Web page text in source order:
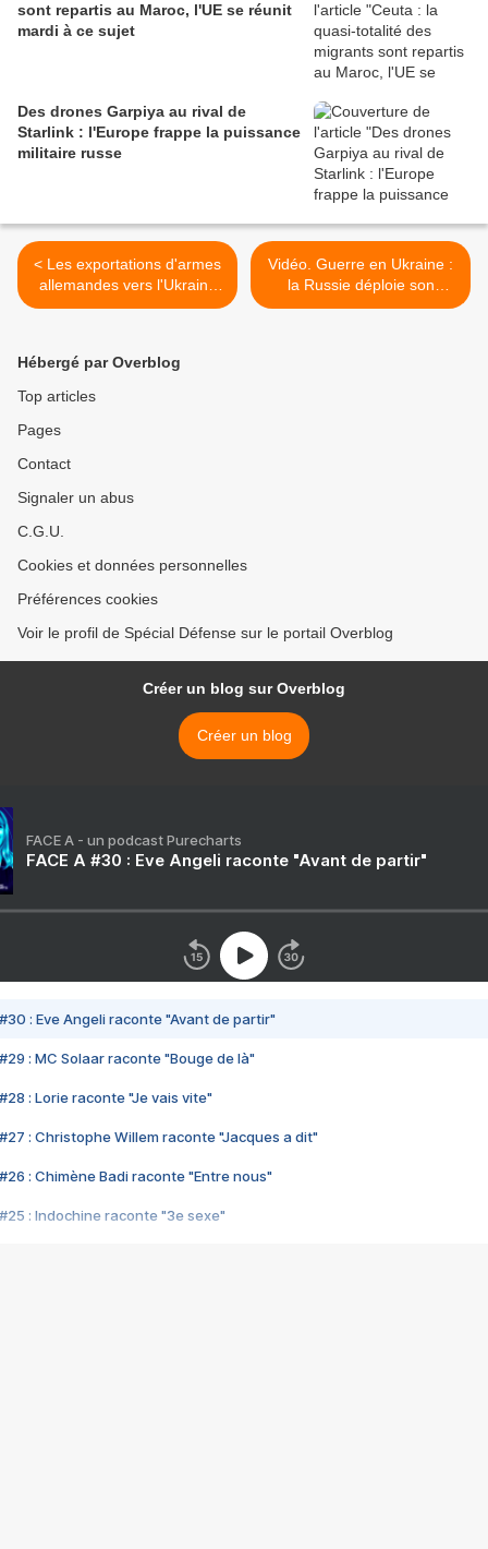
sont repartis au Maroc, l'UE se réunit
mardi à ce sujet
Des drones Garpiya au rival de
Starlink : l'Europe frappe la puissance
militaire russe
< Les exportations d'armes
allemandes vers l'Ukraine
ont chuté de 86 % en 2025
Vidéo. Guerre en Ukraine :
la Russie déploie son
système de missiles à
Hébergé par Overblog
Top articles
Pages
Contact
Signaler un abus
C.G.U.
Cookies et données personnelles
Préférences cookies
Voir le profil de Spécial Défense sur le portail Overblog
Créer un blog sur Overblog
Créer un blog
FACE A - un podcast Purecharts
FACE A #30 : Eve Angeli raconte "Avant de partir"
#30 : Eve Angeli raconte "Avant de partir"
#29 : MC Solaar raconte "Bouge de là"
#28 : Lorie raconte "Je vais vite"
#27 : Christophe Willem raconte "Jacques a dit"
#26 : Chimène Badi raconte "Entre nous"
#25 : Indochine raconte "3e sexe"